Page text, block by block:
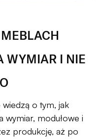
WYMIAR I NIE
o tym, jak
modułowe i
produkcję, aż po